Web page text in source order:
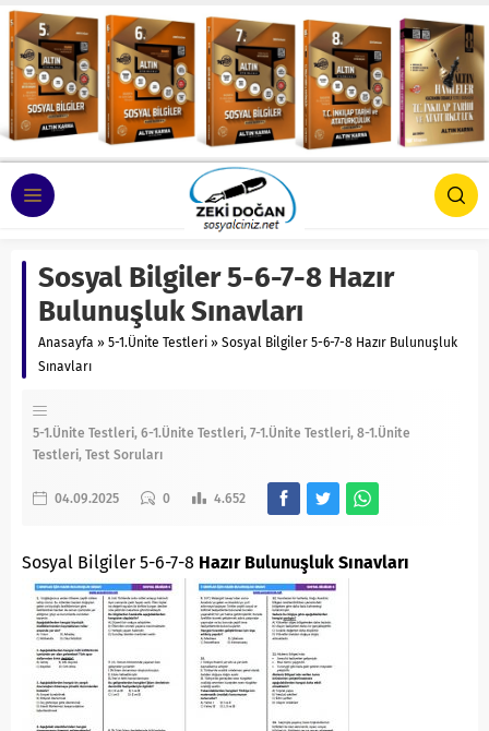
Sosyal Bilgiler 5-6-7-8 Hazır
Bulunuşluk Sınavları
Anasayfa » 5-1.Ünite Testleri » Sosyal Bilgiler 5-6-7-8 Hazır Bulunuşluk
Sınavları
5-1.Ünite Testleri 6-1.Ünite Testleri 7-1.Ünite Testleri 8-1.Ünite
Testleri Test Soruları
04.09.2025 0 4.652
Sosyal Bilgiler 5-6-7-8 Hazır Bulunuşluk Sınavları